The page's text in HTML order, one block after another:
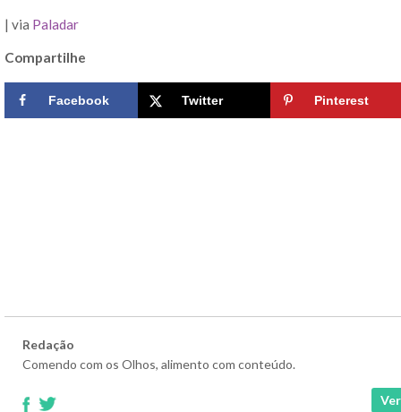
| via Paladar
Compartilhe
Facebook Twitter Pinterest
Redação
Comendo com os Olhos, alimento com conteúdo.